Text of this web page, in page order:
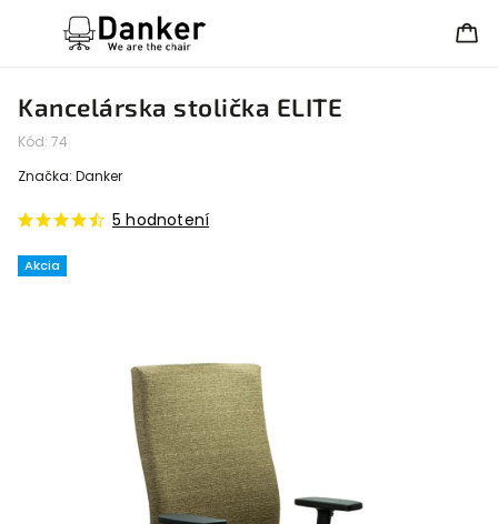
Kancelárska stolička ELITE
Kód: 74
Akcia
5 hodnotení
Značka: Danker